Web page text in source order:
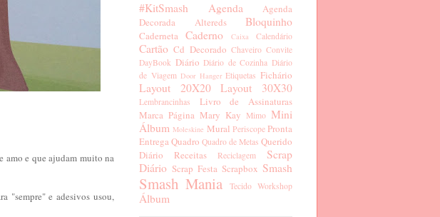
amo e que ajudam muito na
"sempre" e adesivos usou,
#KitSmash Agenda
Agenda
Decorada
Altereds Bloquinho
Caderneta Caderno Caixa Calendário
Cartão Cd Decorado Chaveiro Convite
DayBook Diário Diário de Cozinha Diário
de Viagem Door Hanger Etiquetas Fichário
Layout 20X20 Layout 30X30
Lembrancinhas
Livro de Assinaturas
Marca Página Mary Kay Mimo Mini
Álbum Moleskine Mural Periscope Pronta
EntregaQuadro Quadro de Metas Querido
Diário
Receitas Reciclagem
Scrap
Diário Scrap Festa Scrapbox Smash
Smash Mania Tecido Workshop
Álbum